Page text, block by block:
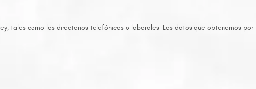
tales como los directorios telefónicos o laborales. Los datos que obtenemos por